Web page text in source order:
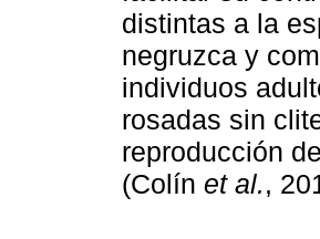
distintas a la
negruzca y
individuos
rosadas sin
reproducción
(Colín et al.,